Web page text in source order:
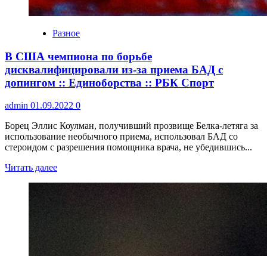
Разное
В США чемпиона по борьбе
дисквалифицировали из-за приема БАД с
допингом :: Единоборства :: РБК Спорт
admin 01.09.2022 0
Борец Эллис Коулман, получивший прозвище Белка-летяга за
использование необычного приема, использовал БАД со
стероидом с разрешения помощника врача, не убедившись...
Читать далее